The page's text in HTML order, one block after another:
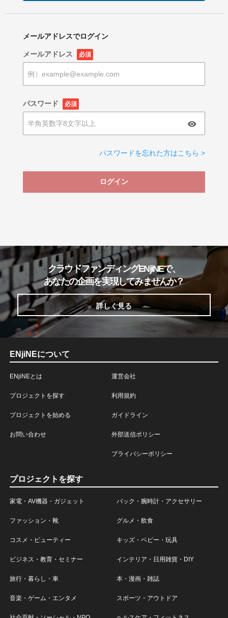
メールアドレスでログイン
メールアドレス 必須
パスワード 必須
パスワードを忘れた方はこちら >
ログイン
クラウドファンディングENjiNEで、
あなたの企画を実現してみませんか？
詳しく見る
ENjiNEについて
ENjiNEとは
プロジェクトを探す
プロジェクトを始める
お問い合わせ
運営会社
利用規約
ガイドライン
外部送信ポリシー
プライバシーポリシー
プロジェクトを探す
家電・AV機器・ガジェット バック・腕時計・アクセサリー
ファッション・靴 グルメ・飲食
コスメ・ビューティー キッズ・ベビー・玩具
ビジネス・教育・セミナー インテリア・日用雑貨・DIY
旅行・暮らし・車 本・漫画・雑誌
音楽・ゲーム・エンタメ スポーツ・アウトドア